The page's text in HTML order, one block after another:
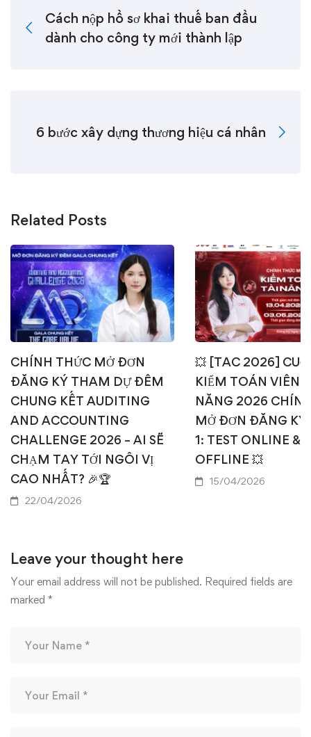
Cách nộp hồ sơ khai thuế ban đầu
dành cho công ty mới thành lập
6 bước xây dựng thương hiệu cá nhân
Related Posts
CHÍNH THỨC MỞ ĐƠN
ĐĂNG KÝ THAM DỰ ĐÊM
CHUNG KẾT AUDITING
AND ACCOUNTING
CHALLENGE 2026 – AI SẼ
CHẠM TAY TỚI NGÔI VỊ
CAO NHẤT? 🎉🏆
22/04/2026
💥 [TAC 2026]
KIỂM TOÁN VIÊN
NĂNG 2026
MỞ ĐƠN ĐĂNG KÝ
1: TEST ONLINE &
OFFLINE 💥
15/04/2026
Leave your thought here
Your email address will not be published. Required fields are
marked *